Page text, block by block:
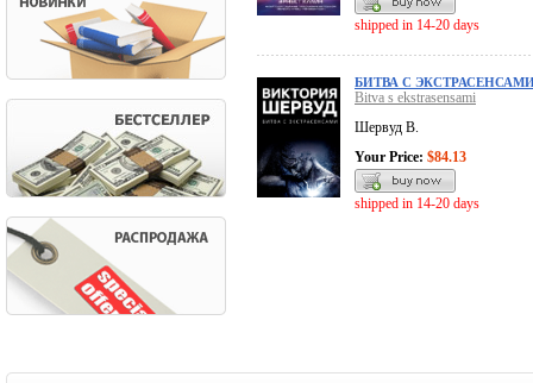
shipped in 14-20 days
БИТВА С
Bitva s ekstrasensami
Шервуд В.
Your Price: $84.13
shipped in 14-20 days